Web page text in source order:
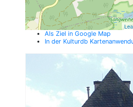
Als Ziel in Google Map
In der Kulturdb